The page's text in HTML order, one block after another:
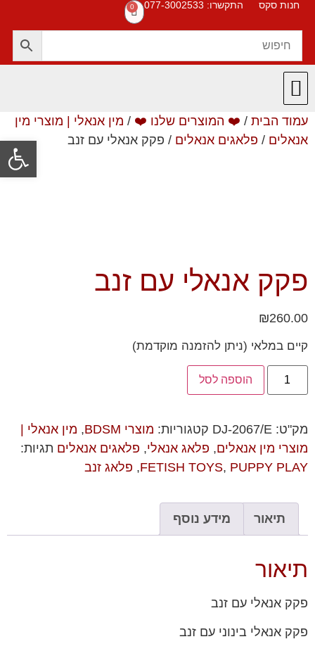
חנות סקס התקשרו: 077-3002533 0
עמוד הבית / ❤️ המוצרים שלנו ❤️ / מין אנאלי | מוצרי מין
אנאלים / פלאגים אנאלים / פקק אנאלי עם זנב
פקק אנאלי עם זנב
₪260.00
קיים במלאי (ניתן להזמנה מוקדמת)
הוספה לסל
מק"ט: DJ-2067/E קטגוריות: מוצרי BDSM , מין אנאלי |
מוצרי מין אנאלים, פלאג אנאלי, פלאגים אנאלים תגיות:
FETISH TOYS, PUPPY PLAY
, פלאג זנב
תיאור מידע נוסף
תיאור
פקק אנאלי עם זנב
פקק אנאלי בינוני עם זנב
פתח